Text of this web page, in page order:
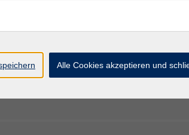
Alle Cookies akzeptieren und